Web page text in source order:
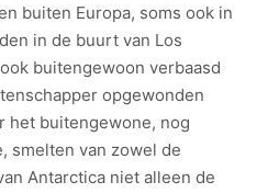
buiten Europa, soms ook in
in de buurt van Los
buitengewoon verbaasd
opgewonden
het buitengewone, nog
smelten van zowel de
Antarctica niet alleen de